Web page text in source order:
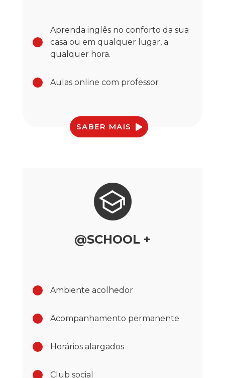
Aprenda inglês no conforto da sua
casa ou em qualquer lugar, a
qualquer hora.
Aulas online com professor
SABER MAIS
@SCHOOL +
Ambiente acolhedor
Acompanhamento permanente
Horários alargados
Club social